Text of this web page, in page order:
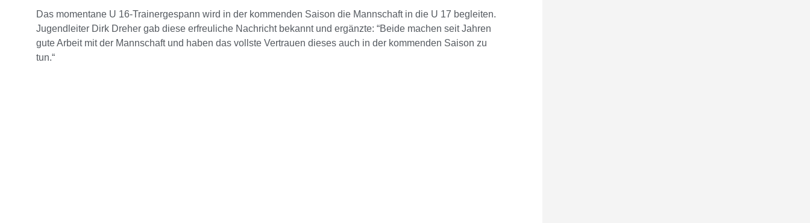
Das momentane U 16-Trainergespann wird in der kommenden Saison die Mannschaft in die U 17 begleiten.
Jugendleiter Dirk Dreher gab diese erfreuliche Nachricht bekannt und ergänzte: “Beide machen seit Jahren
gute Arbeit mit der Mannschaft und haben das vollste Vertrauen dieses auch in der kommenden Saison zu
tun.“